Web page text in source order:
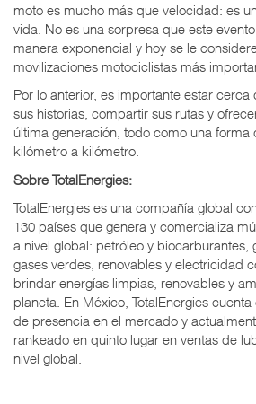
moto es mucho más que velocidad: es
vida. No es una sorpresa que este
manera exponencial y hoy se le
movilizaciones motociclistas más
Por lo anterior, es importante estar
sus historias, compartir sus rutas y
última generación, todo como una forma
kilómetro a kilómetro.
Sobre TotalEnergies:
TotalEnergies es una compañía global
130 países que genera y comercializa
a nivel global: petróleo y biocarburantes,
gases verdes, renovables y electricidad
brindar energías limpias, renovables y
planeta. En México, TotalEnergies
de presencia en el mercado y
rankeado en quinto lugar en ventas de
nivel global.